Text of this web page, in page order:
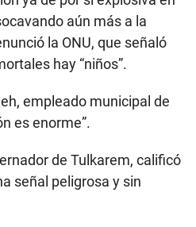
aún más a la
la ONU, que señaló
hay “niños”.
empleado municipal de
es enorme”.
de Tulkarem, calificó
señal peligrosa y sin